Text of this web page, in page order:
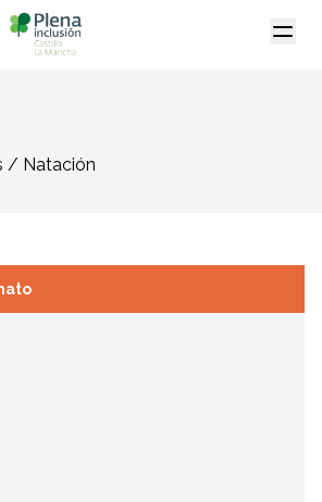
/ Natación